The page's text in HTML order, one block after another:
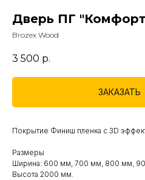
Дверь ПГ
Brozex Wood
3 500 р.
ЗАКАЗАТЬ
Покрытие Финиш пленка с 3D
Размеры
Ширина: 600 мм, 700 мм, 800 мм,
Высота 2000 мм.